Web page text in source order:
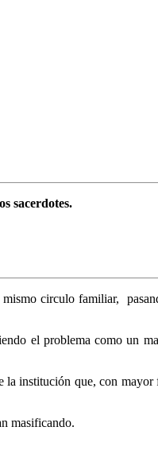
sacerdotes.
circulo familiar,
el problema como un
la institución que, con mayor
masificando.